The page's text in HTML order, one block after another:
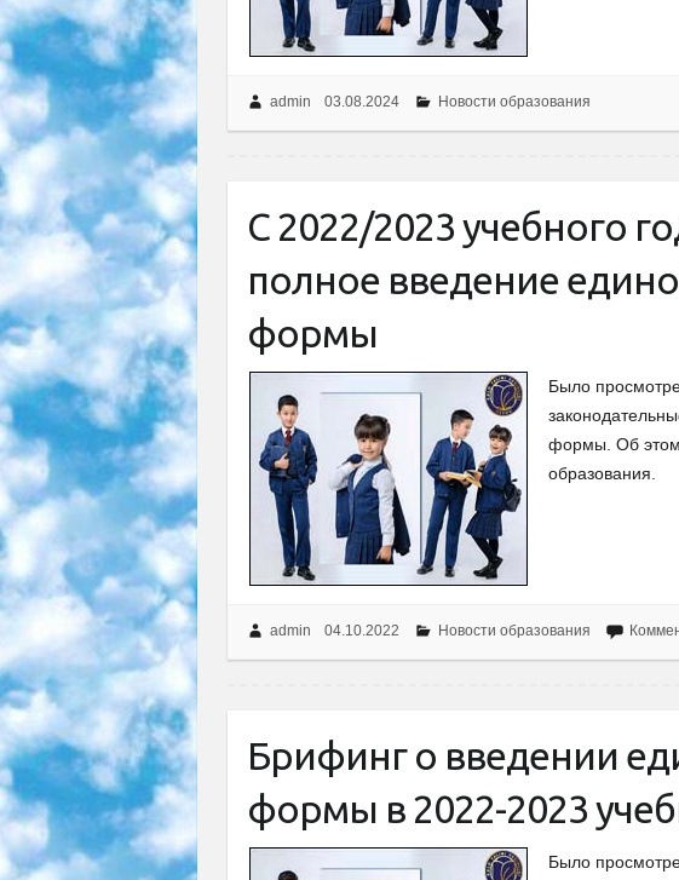
admin 03.08.2024 Новости образования
С 2022/2023 учебного
полное введение
формы
Было
формы. Об этом
образования.
admin 04.10.2022 Новости образования
Брифинг о введении
формы в 2022-2023
Было